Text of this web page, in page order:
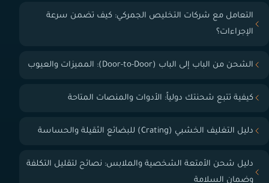
التعامل مع شركات التخليص الجمركي: كيف تضمن سرعة
الإجراءات؟
الشحن من الباب إلى الباب (Door-to-Door): المميزات والعيوب
كيفية تتبع شحنتك دولياً: الأدوات والمنصات المتاحة
دليل التغليف الخشبي (Crating) للبضائع الثقيلة والحساسة
دليل شحن الأمتعة الشخصية والملابس: نصائح لتقليل التكلفة
وضمان السلامة